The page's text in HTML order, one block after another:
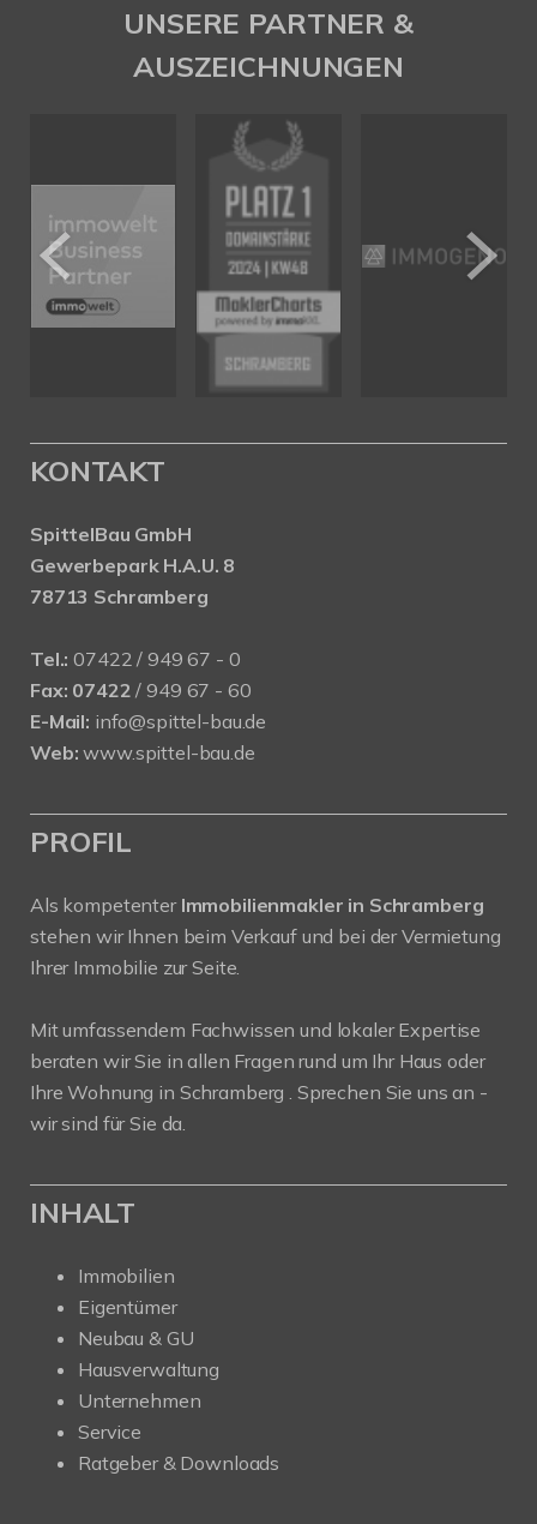
UNSERE PARTNER &
AUSZEICHNUNGEN
KONTAKT
SpittelBau GmbH
Gewerbepark H.A.U. 8
78713 Schramberg
Tel.: 07422 / 949 67 - 0
Fax: 07422 / 949 67 - 60
E-Mail: info@spittel-bau.de
Web: www.spittel-bau.de
PROFIL
Als kompetenter Immobilienmakler in Schramberg
stehen wir Ihnen beim Verkauf und bei der Vermietung
Ihrer Immobilie zur Seite.
Mit umfassendem Fachwissen und lokaler Expertise
beraten wir Sie in allen Fragen rund um Ihr Haus oder
Ihre Wohnung in Schramberg . Sprechen Sie uns an -
wir sind für Sie da.
INHALT
Immobilien
Eigentümer
Neubau & GU
Hausverwaltung
Unternehmen
Service
Ratgeber & Downloads